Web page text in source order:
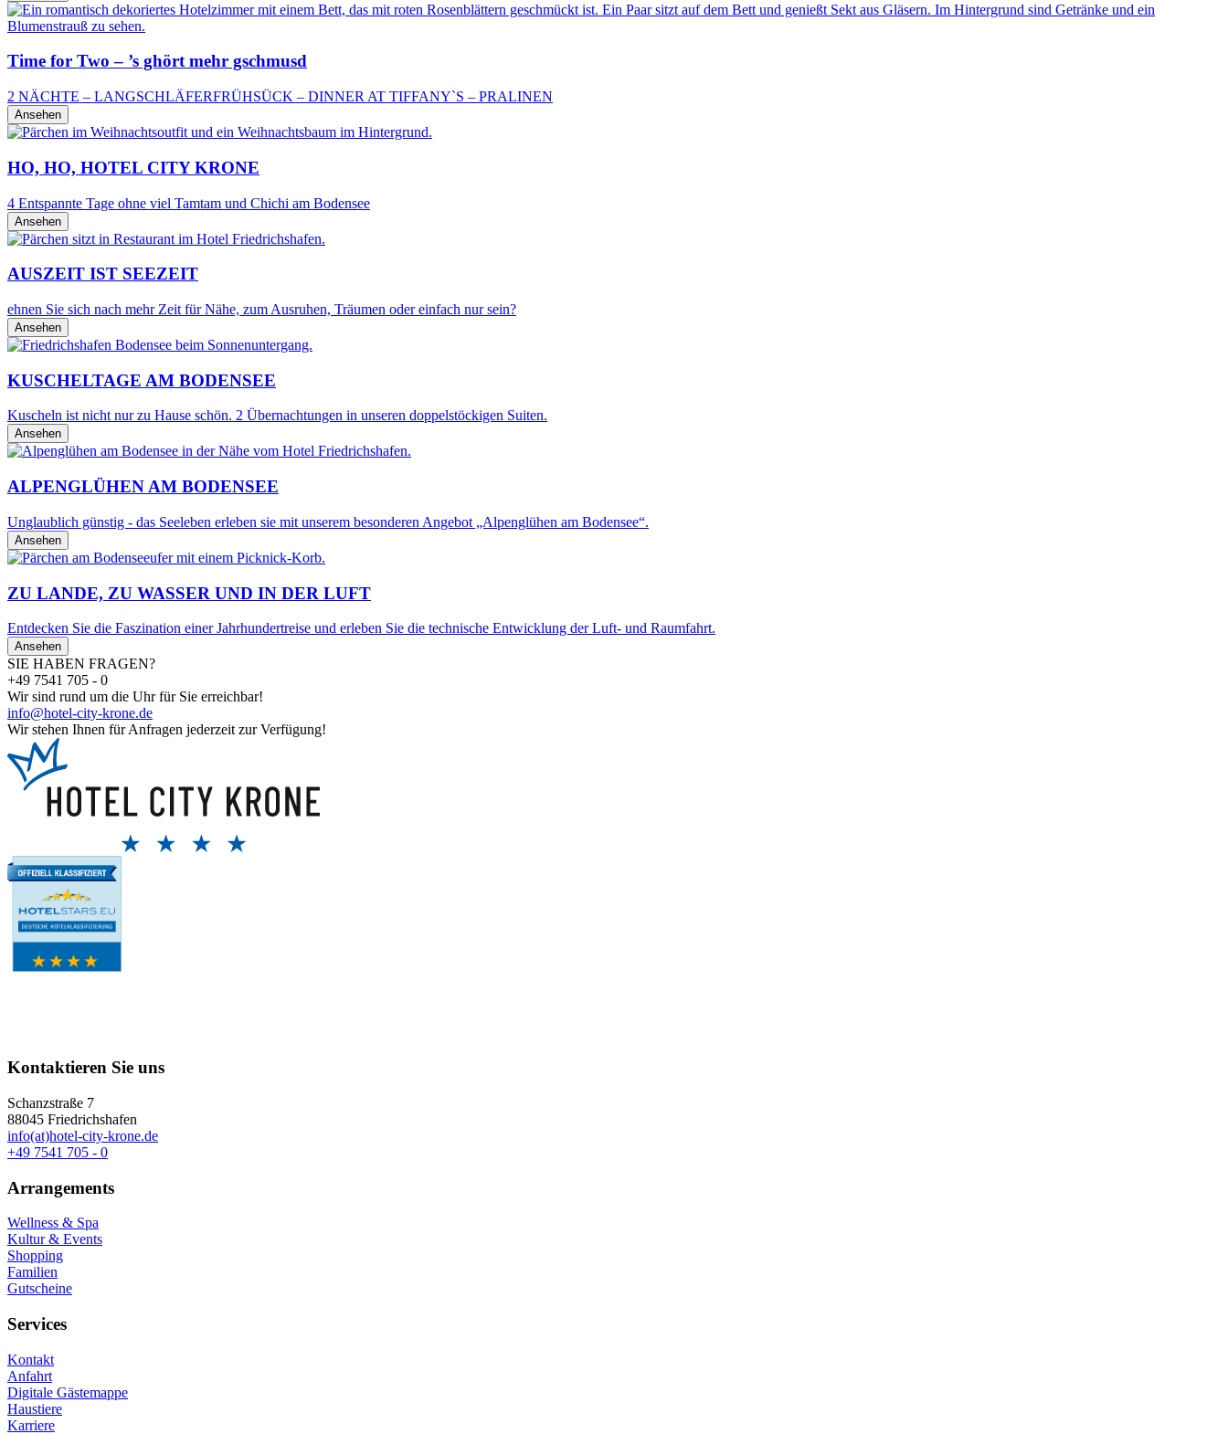
Time for Two – ’s ghört mehr gschmusd
2 NÄCHTE – LANGSCHLÄFERFRÜHSÜCK – DINNER AT TIFFANY`S – PRALINEN
Ansehen
HO, HO, HOTEL CITY KRONE
4 Entspannte Tage ohne viel Tamtam und Chi­chi am Bodensee
Ansehen
AUSZEIT IST SEEZEIT
ehnen Sie sich nach mehr Zeit für Nähe, zum Ausruhen, Träumen oder einfach nur sein?
Ansehen
KUSCHELTAGE AM BODENSEE
Kuscheln ist nicht nur zu Hause schön. 2 Übernachtungen in unseren doppelstöckigen Suiten.
Ansehen
ALPENGLÜHEN AM BODENSEE
Unglaublich günstig - das Seeleben erleben sie mit unserem besonderen Angebot „Alpenglühen am Bodensee“.
Ansehen
ZU LANDE, ZU WASSER UND IN DER LUFT
Entdecken Sie die Faszination einer Jahrhundertreise und erleben Sie die technische Entwicklung der Luft- und Raumfahrt.
Ansehen
SIE HABEN FRAGEN?
+49 7541 705 - 0
Wir sind rund um die Uhr für Sie erreichbar!
info@hotel-city-krone.de
Wir stehen Ihnen für Anfragen jederzeit zur Verfügung!
Kontaktieren Sie uns
Schanzstraße 7
88045 Friedrichshafen
info(at)hotel-city-krone.de
+49 7541 705 - 0
Arrangements
Wellness & Spa
Kultur & Events
Shopping
Familien
Gutscheine
Services
Kontakt
Anfahrt
Digitale Gästemappe
Haustiere
Karriere